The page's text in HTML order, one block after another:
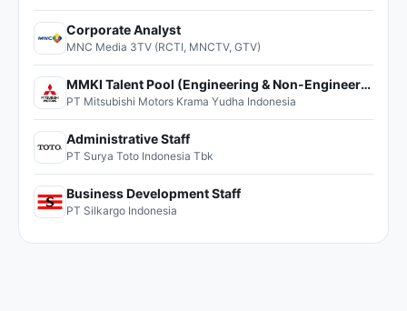
Corporate Analyst
MNC Media 3TV (RCTI, MNCTV, GTV)
MMKI Talent Pool (Engineering & Non-Engineering)
PT Mitsubishi Motors Krama Yudha Indonesia
Administrative Staff
PT Surya Toto Indonesia Tbk
Business Development Staff
PT Silkargo Indonesia